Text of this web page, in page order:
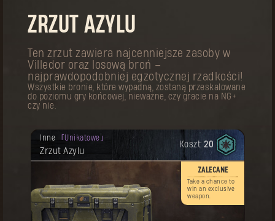
Strój Legendarne
Twoja nagroda została odblokowana.
Talizman pierwszego pielgrzyma
Koszt:20
ZRZUT AZYLU
Ten zrzut zawiera najcenniejsze zasoby w
Villedor oraz losową broń –
najprawdopodobniej egzotycznej rzadkości!
Wszystkie bronie, które wypadną, zostaną przeskalowane
do poziomu gry końcowej, nieważne, czy gracie na NG+
czy nie.
Inne Unikatowe
Zrzut Azylu
Koszt: 20
ZALECANE
Take a chance to
win an exclusive
weapon.
Twoja nagroda została odblokowana.
Pamiętaj! Ten przedmiot można kupować
wiele razy.